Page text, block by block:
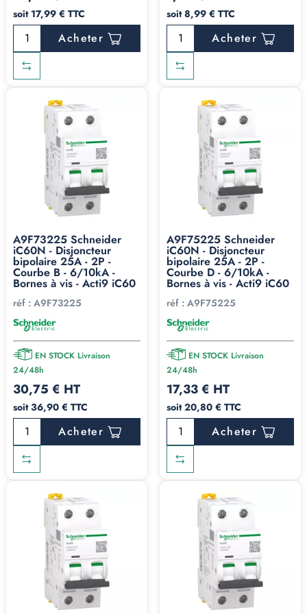
soit 17,99 € TTC
Acheter
soit 8,99 € TTC
Acheter
A9F73225 Schneider
iC60N - Disjoncteur
bipolaire 25A - 2P -
Courbe B - 6/10kA -
Bornes à vis - Acti9 iC60
réf : A9F73225
EN STOCK Livraison
24/48h
30,75 € HT
soit 36,90 € TTC
Acheter
A9F75225 Schneider
iC60N - Disjoncteur
bipolaire 25A - 2P -
Courbe D - 6/10kA -
Bornes à vis - Acti9 iC60
réf : A9F75225
EN STOCK Livraison
24/48h
17,33 € HT
soit 20,80 € TTC
Acheter